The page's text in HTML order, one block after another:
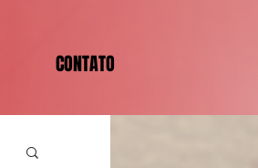
CONTATO